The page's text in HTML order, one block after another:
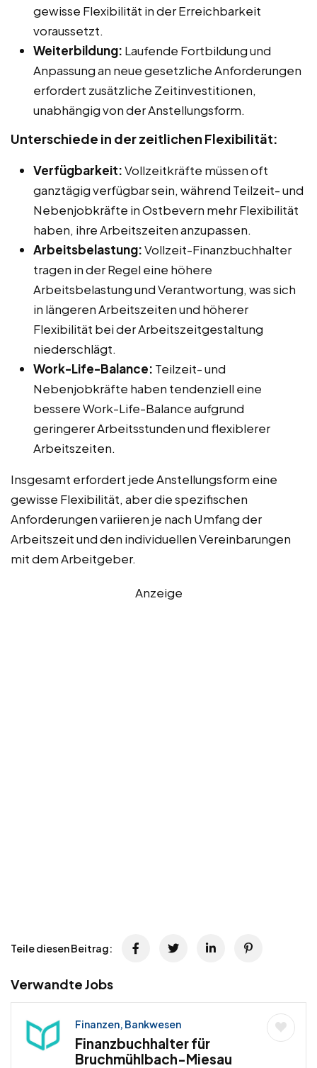
gewisse Flexibilität in der Erreichbarkeit
voraussetzt.
Weiterbildung: Laufende Fortbildung und
Anpassung an neue gesetzliche Anforderungen
erfordert zusätzliche Zeitinvestitionen,
unabhängig von der Anstellungsform.
Unterschiede in der zeitlichen Flexibilität:
Verfügbarkeit:Vollzeitkräfte müssen oft
ganztägig verfügbar sein, während Teilzeit- und
Nebenjobkräfte in Ostbevern mehr Flexibilität
haben, ihre Arbeitszeiten anzupassen.
Arbeitsbelastung:Vollzeit-Finanzbuchhalter
tragen in der Regel eine höhere
Arbeitsbelastung und Verantwortung, was sich
in längeren Arbeitszeiten und höherer
Flexibilität bei der Arbeitszeitgestaltung
niederschlägt.
Work-Life-Balance: Teilzeit- und
Nebenjobkräfte haben tendenziell eine
bessere Work-Life-Balance aufgrund
geringerer Arbeitsstunden und flexiblerer
Arbeitszeiten.
Insgesamt erfordert jede Anstellungsform eine
gewisse Flexibilität, aber die spezifischen
Anforderungen variieren je nach Umfang der
Arbeitszeit und den individuellen Vereinbarungen
mit dem Arbeitgeber.
Anzeige
Teile diesen Beitrag:
Verwandte Jobs
Finanzen, Bankwesen
Finanzbuchhalter für
Bruchmühlbach-Miesau